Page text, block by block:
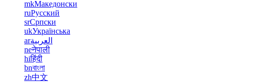
mkМакедонски
ruРусский
srСрпски
ukУкраїнська
arالعربية
neनेपाली
hiहिंदी
bnবাংলা
zh中文